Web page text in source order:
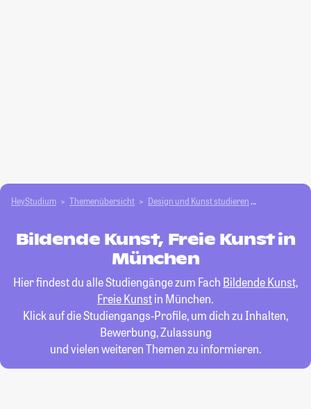
HeyStudium Themenübersicht Design und Kunst studieren
Bildende Kunst, Freie Kunst in
München
Hier findest du alle Studiengänge zum Fach Bildende Kunst,
Freie Kunstin München.
Klick auf die Studiengangs-Profile, um dich zu Inhalten,
Bewerbung, Zulassung
und vielen weiteren Themen zu informieren.